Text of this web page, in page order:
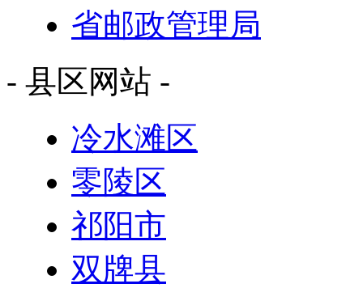
省邮政管理局
- 县区网站 -
冷水滩区
零陵区
祁阳市
双牌县